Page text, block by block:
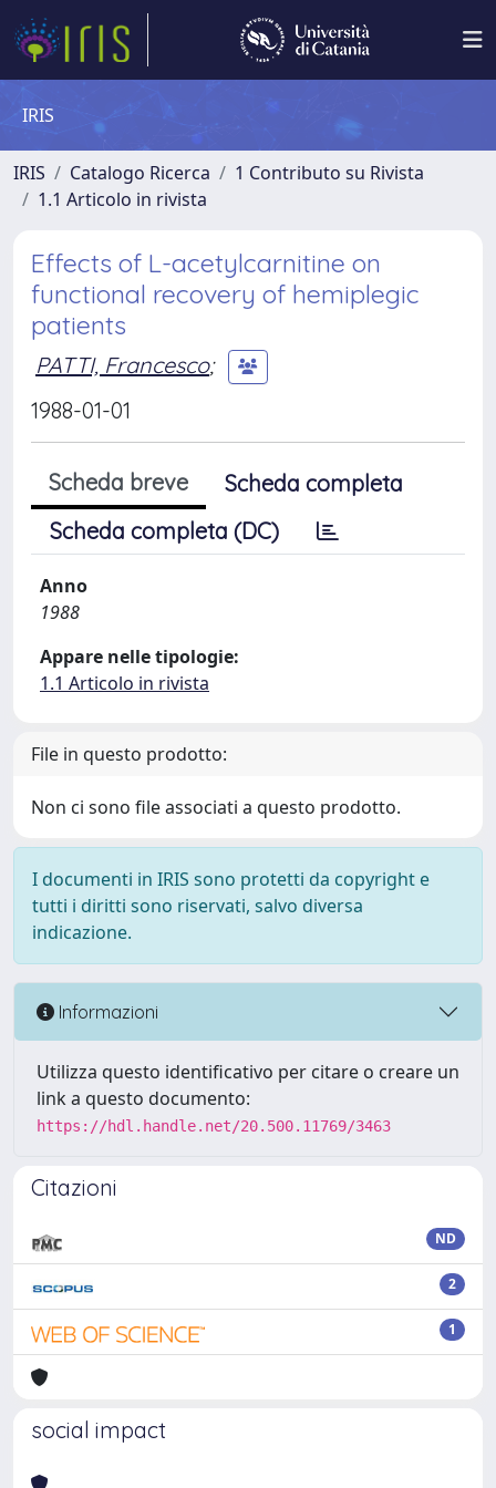
IRIS
IRIS Catalogo Ricerca
1 Contributo su Rivista
1.1 Articolo in rivista
Effects of L-acetylcarnitine on
functional recovery of hemiplegic
patients
PATTI, Francesco;
1988-01-01
Scheda breve
Scheda completa
Scheda completa (DC)
Anno
1988
Appare nelle tipologie:
1.1 Articolo in rivista
File in questo prodotto:
Non ci sono file associati a questo prodotto.
I documenti in IRIS sono protetti da copyright e
tutti i diritti sono riservati, salvo diversa
indicazione.
Informazioni
Utilizza questo identificativo per citare o creare un
link a questo documento:
https://hdl.handle.net/20.500.11769/3463
Citazioni
ND
2
1
social impact